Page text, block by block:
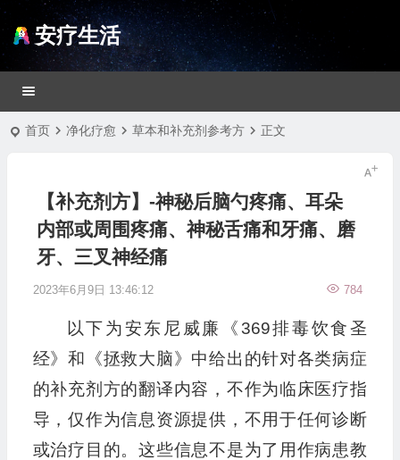
安疗生活
首页 净化疗愈 草本和补充剂参考方 正文
【补充剂方】-神秘后脑勺疼痛、耳朵
内部或周围疼痛、神秘舌痛和牙痛、磨
牙、三叉神经痛
2023年6月9日 13:46:12 784
以下为安东尼威廉《369排毒饮食圣
经》和《拯救大脑》中给出的针对各类病症
的补充剂方的翻译内容，不作为临床医疗指
导，仅作为信息资源提供，不用于任何诊断
或治疗目的。这些信息不是为了用作病患教